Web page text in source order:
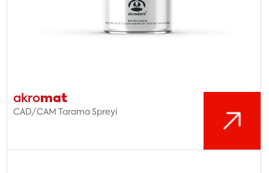
akromat
CAD/CAM Tarama Spreyi